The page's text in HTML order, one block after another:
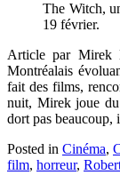
The Witch,
19 février.
Article par Mirek
Montréalais
fait des films,
nuit, Mirek joue
dort pas beaucoup,
Posted in Cinéma,
film, horreur,